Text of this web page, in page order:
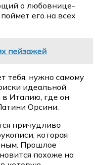
о любовнице-
его на всех
пейзажей
тебя, нужно самому
идеальной
Италию, где он
Орсини.
причудливо
которая
Прошлое
похоже на